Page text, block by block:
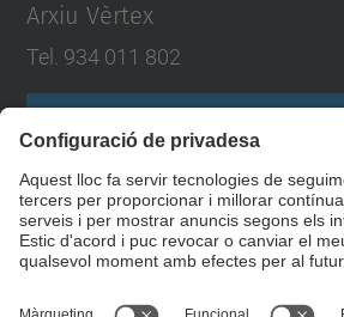
Arxiu Vèrtex
Tel. 934 011 802
Formulari de contacte
Llista Xarxes Socials